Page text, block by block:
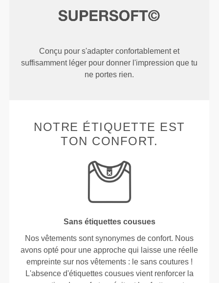
Conçu pour s'adapter confortablement et
suffisamment léger pour donner l'impression que tu
ne portes rien.
NOTRE ÉTIQUETTE EST
TON CONFORT.
Sans étiquettes cousues
Nos vêtements sont synonymes de confort. Nous
avons opté pour une approche qui laisse une réelle
empreinte sur nos vêtements : le sans coutures !
L'absence d'étiquettes cousues vient renforcer la